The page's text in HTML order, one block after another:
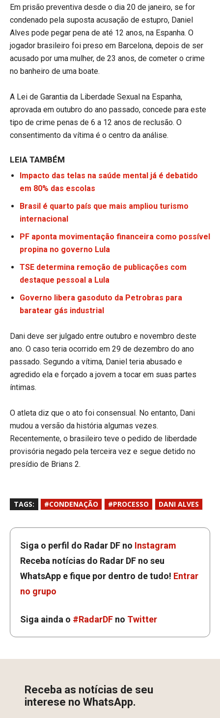
Em prisão preventiva desde o dia 20 de janeiro, se for
condenado pela suposta acusação de estupro, Daniel
Alves pode pegar pena de até 12 anos, na Espanha. O
jogador brasileiro foi preso em Barcelona, depois de ser
acusado por uma mulher, de 23 anos, de cometer o crime
no banheiro de uma boate.
A Lei de Garantia da Liberdade Sexual na Espanha,
aprovada em outubro do ano passado, concede para este
tipo de crime penas de 6 a 12 anos de reclusão. O
consentimento da vítima é o centro da análise.
LEIA TAMBÉM
Impacto das telas na saúde mental já é debatido
em 80% das escolas
Brasil é quarto país que mais ampliou turismo
internacional
PF aponta movimentação financeira como possível
propina no governo Lula
TSE determina remoção de publicações com
destaque pessoal a Lula
Governo libera gasoduto da Petrobras para
baratear gás industrial
Dani deve ser julgado entre outubro e novembro deste
ano. O caso teria ocorrido em 29 de dezembro do ano
passado. Segundo a vítima, Daniel teria abusado e
agredido ela e forçado a jovem a tocar em suas partes
íntimas.
O atleta diz que o ato foi consensual. No entanto, Dani
mudou a versão da história algumas vezes.
Recentemente, o brasileiro teve o pedido de liberdade
provisória negado pela terceira vez e segue detido no
presídio de Brians 2.
TAGS: #CONDENAÇÃO #PROCESSO DANI ALVES
Siga o perfil do Radar DF no Instagram
Receba notícias do Radar DF no seu
WhatsApp e fique por dentro de tudo! Entrar
no grupo
Siga ainda o #RadarDF no Twitter
Receba as notícias de seu
interese no WhatsApp.